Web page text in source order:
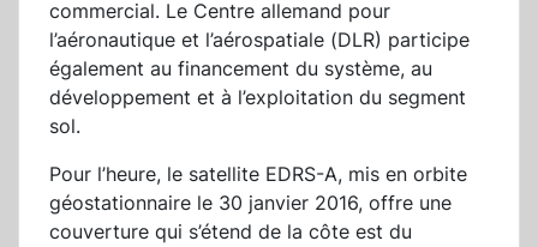
commercial. Le Centre allemand pour
l’aéronautique et l’aérospatiale (DLR) participe
également au financement du système, au
développement et à l’exploitation du segment
sol.
Pour l’heure, le satellite EDRS-A, mis en orbite
géostationnaire le 30 janvier 2016, offre une
couverture qui s’étend de la côte est du